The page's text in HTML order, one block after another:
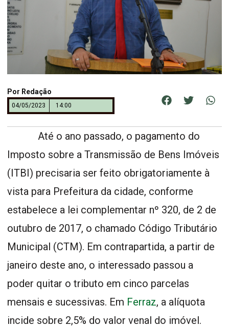
Por Redação
04/05/2023 14:00
Até o ano passado, o pagamento do
Imposto sobre a Transmissão de Bens Imóveis
(ITBI) precisaria ser feito obrigatoriamente à
vista para Prefeitura da cidade, conforme
estabelece a lei complementar nº 320, de 2 de
outubro de 2017, o chamado Código Tributário
Municipal (CTM). Em contrapartida, a partir de
janeiro deste ano, o interessado passou a
poder quitar o tributo em cinco parcelas
mensais e sucessivas. Em Ferraz, a alíquota
incide sobre 2,5% do valor venal do imóvel.